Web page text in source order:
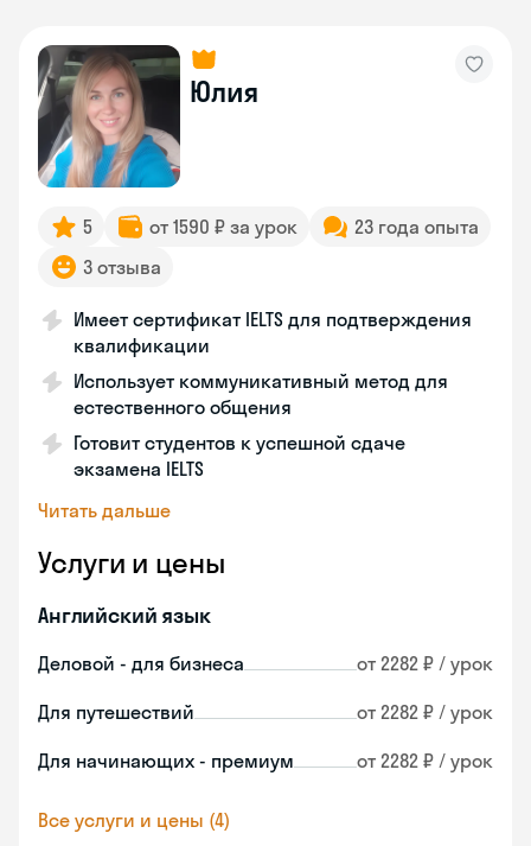
Юлия
5 от 1590 ₽ за урок
23 года опыта
3 отзыва
Имеет сертификат IELTS для подтверждения
квалификации
Использует коммуникативный метод для
естественного общения
Готовит студентов к успешной сдаче
экзамена IELTS
Читать дальше
Услуги и цены
Английский язык
Деловой - для бизнеса от 2282 ₽ / урок
Для путешествий от 2282 ₽ / урок
Для начинающих - премиум от 2282 ₽ / урок
Все услуги и цены (4)